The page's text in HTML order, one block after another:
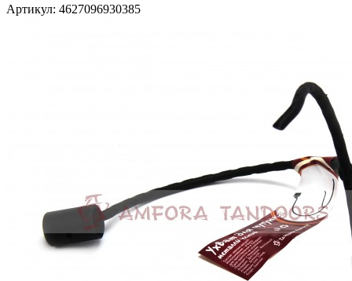
Артикул: 4627096930385